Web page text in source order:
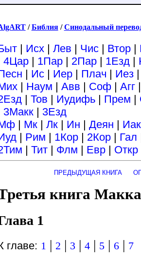
/Библия/Синодальный
| Исх| Лев | Чис| Втор|
4Цар| 1Пар| 2Пар| 1Езд|
| Ис| Иер| Плач | Иез
| Наум | Авв | Соф| Агг
| Тов | Иудифь| Прем |
3Макк| 3Езд
| Мк| Лк| Ин | Деян | Иак
| Рим | 1Кор| 2Кор| Гал
| Тит| Флм | Евр| Откр
ПРЕДЫДУЩАЯ КНИГА
книга
1
главе: 1 | 2 | 3 | 4| 5| 6| 7